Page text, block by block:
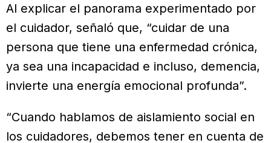
Al explicar el panorama experimentado por
el cuidador, señaló que, “cuidar de una
persona que tiene una enfermedad crónica,
ya sea una incapacidad e incluso, demencia,
invierte una energía emocional profunda”.
“Cuando hablamos de aislamiento social en
los cuidadores, debemos tener en cuenta de